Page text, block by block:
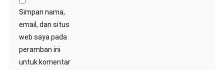
Simpan nama,
email, dan situs
web saya pada
peramban ini
untuk komentar